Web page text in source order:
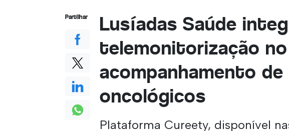
Lusíadas Saúde
telemonitorização no
acompanhamento
oncológicos
Plataforma Cureety, disponível
Partilhar